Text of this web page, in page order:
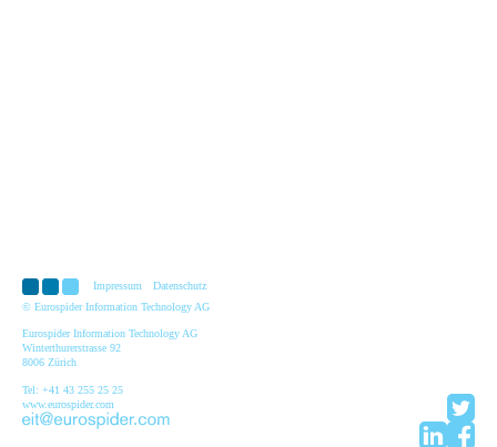
Impressum
Datenschutz
© Eurospider Information Technology AG
Eurospider Information Technology AG
Winterthurerstrasse 92
8006 Zürich
Tel: +41 43 255 25 25
www.eurospider.com